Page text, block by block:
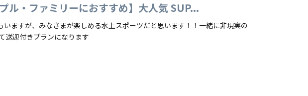
ル・ファミリーにおすすめ】大人気 SUP...
ますが、みなさまが楽しめる水上スポーツだと思います！！一緒に非現実の
送迎付きプランになります